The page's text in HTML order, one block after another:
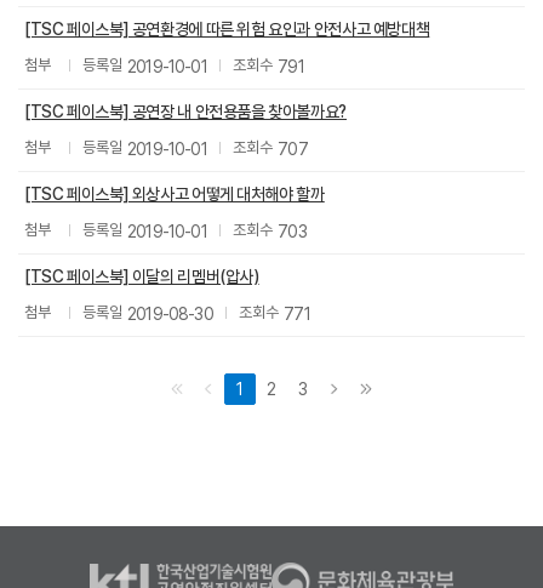
[TSC 페이스북] 공연환경에 따른 위험 요인과 안전사고 예방대책
첨부파일
2019-10-01 791
[TSC 페이스북] 공연장 내 안전용품을 찾아볼까요?
첨부파일
2019-10-01 707
[TSC 페이스북] 외상사고 어떻게 대처해야 할까
첨부파일
2019-10-01 703
[TSC 페이스북] 이달의 리멤버(압사)
첨부파일
2019-08-30 771
처음 페이지
이전 페이지
1 2
3